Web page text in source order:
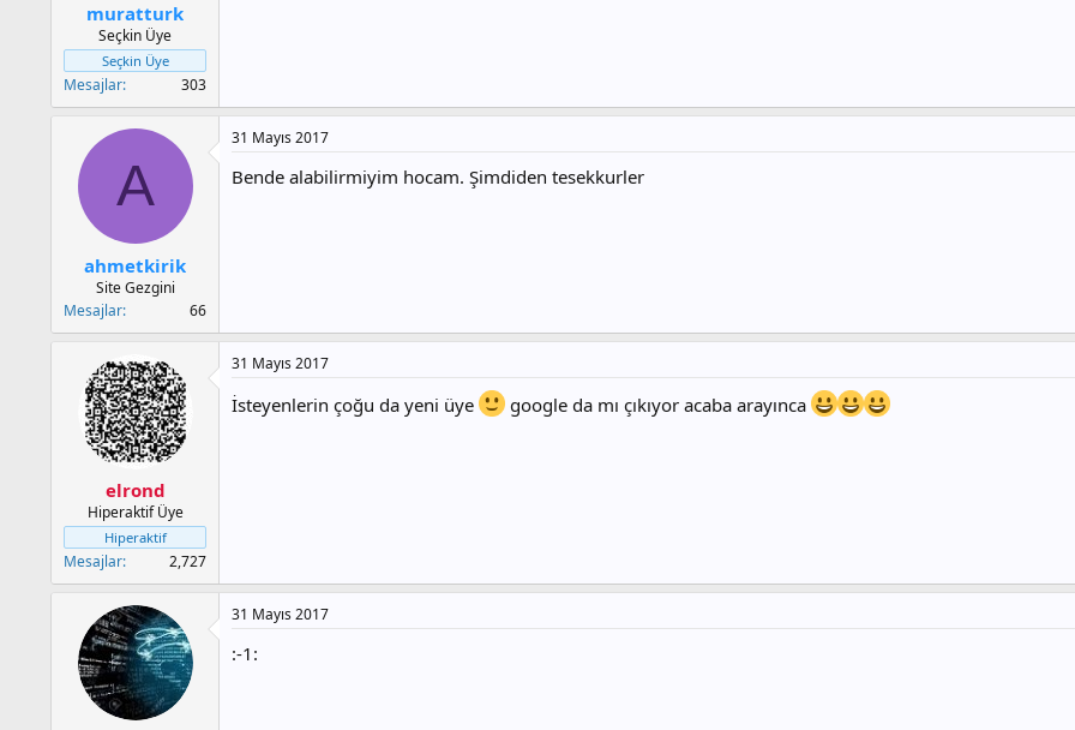
muratturk
Seçkin Üye
Seçkin Üye
Mesajlar 303
A
ahmetkirik
Site Gezgini
Mesajlar
66
31 Mayıs 2017
Bende alabilirmiyim hocam. Şimdiden tesekkurler
elrond
Hiperaktif Üye
Hiperaktif
Mesajlar 2,727
31 Mayıs 2017
İsteyenlerin çoğu da yeni üye google da mı çıkıyor acaba arayınca
31 Mayıs 2017
:-1: